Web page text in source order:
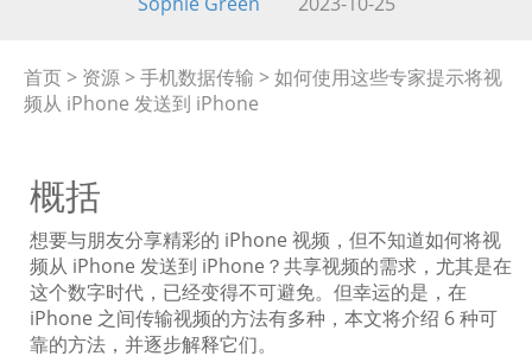
首页 > 资源 >手机数据传输 > 如何使用这些专家提示将视
频从 iPhone 发送到 iPhone
概括
想要与朋友分享精彩的 iPhone 视频，但不知道如何将视
频从 iPhone 发送到 iPhone？共享视频的需求，尤其是在
这个数字时代，已经变得不可避免。但幸运的是，在
iPhone 之间传输视频的方法有多种，本文将介绍 6 种可
靠的方法，并逐步解释它们。